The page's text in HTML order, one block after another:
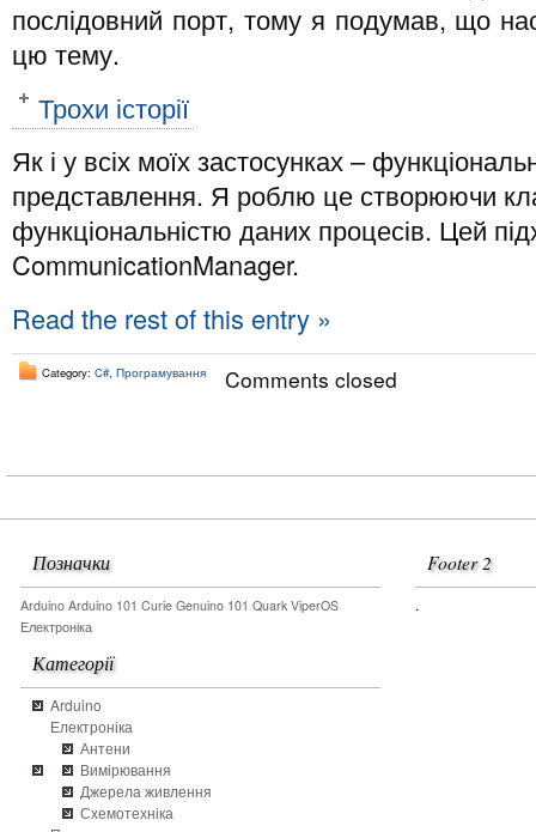
послідовний порт, тому я подумав, що
цю тему.
Трохи історії
Як і у всіх моїх застосунках –
представлення. Я роблю це створюючи
функціональністю даних процесів. Цей
CommunicationManager.
Read the rest of this entry »
Category: C#, Програмування Comments closed
Позначки
Arduino Arduino 101 Curie Genuino 101 Quark ViperOS
Електроніка
Категорії
Arduino
Електроніка
Антени
Вимірювання
Джерела живлення
Схемотехніка
Footer 2
.